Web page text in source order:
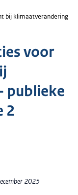
bij klimaatverandering
voor
publieke
2
2025